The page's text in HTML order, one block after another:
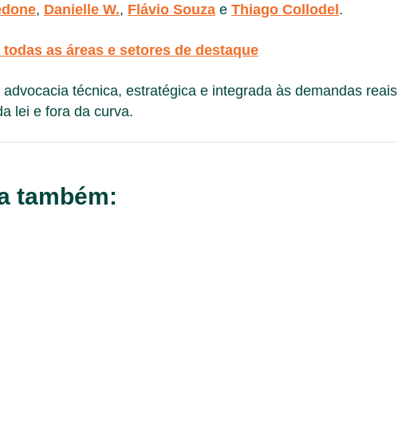
, Danielle W., Flávio Souza e Thiago Collodel.
as áreas e setores de destaque
técnica, estratégica e integrada às demandas reais
lei e fora da curva.
também: